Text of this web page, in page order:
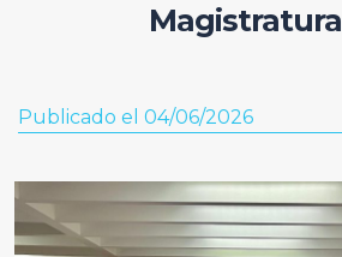
Magistratura
Publicado el 04/06/2026